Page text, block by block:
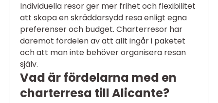
Individuella resor ger mer frihet och flexibilitet
att skapa en skräddarsydd resa enligt egna
preferenser och budget. Charterresor har
däremot fördelen av att allt ingår i paketet
och att man inte behöver organisera resan
själv.
Vad är fördelarna med en
charterresa till Alicante?